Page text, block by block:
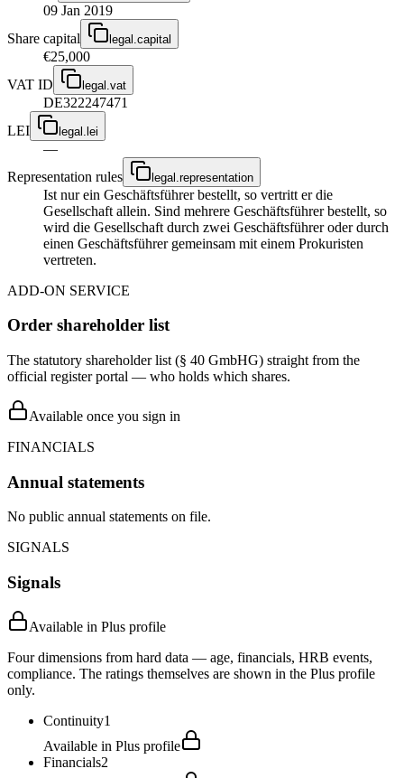
09 Jan 2019
Share capital
legal.capital
€25,000
VAT ID
legal.vat
DE322247471
LEI
legal.lei
—
Representation rules
legal.representation
Ist nur ein Geschäftsführer bestellt, so vertritt er die
Gesellschaft allein. Sind mehrere Geschäftsführer bestellt, so
wird die Gesellschaft durch zwei Geschäftsführer oder durch
einen Geschäftsführer gemeinsam mit einem Prokuristen
vertreten.
ADD-ON SERVICE
Order shareholder list
The statutory shareholder list (§ 40 GmbHG) straight from the
official register portal — who holds which shares.
Available once you sign in
FINANCIALS
Annual statements
No public annual statements on file.
SIGNALS
Signals
Available in Plus profile
Four dimensions from hard data — age, financials, HRB events,
compliance. The ratings themselves are shown in the Plus profile
only.
Continuity1
Available in Plus profile
Financials2